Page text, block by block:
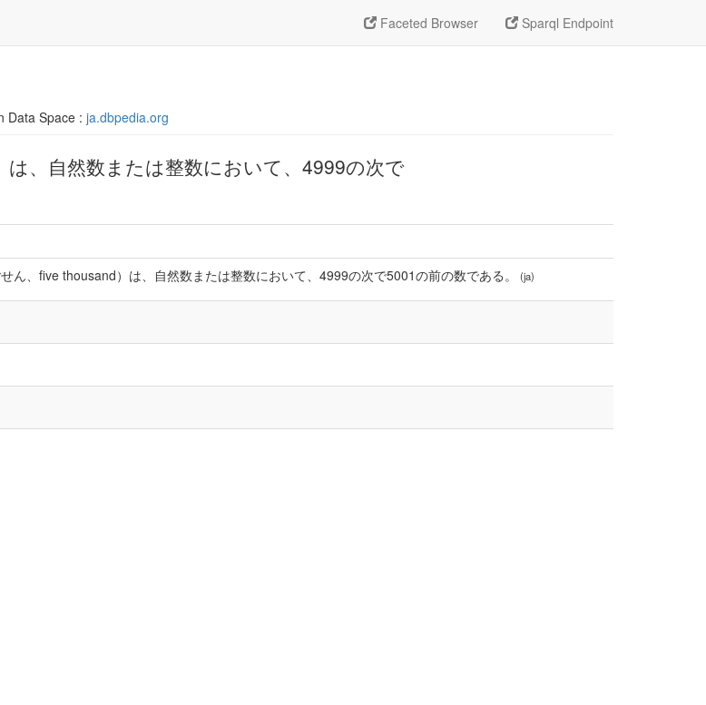
Faceted Browser Sparql Endpoint
Data Space : ja.dbpedia.org
、自然数または整数において、4999の次で
ん、five thousand）は、自然数または整数において、4999の次で5001の前の数である。 (ja)